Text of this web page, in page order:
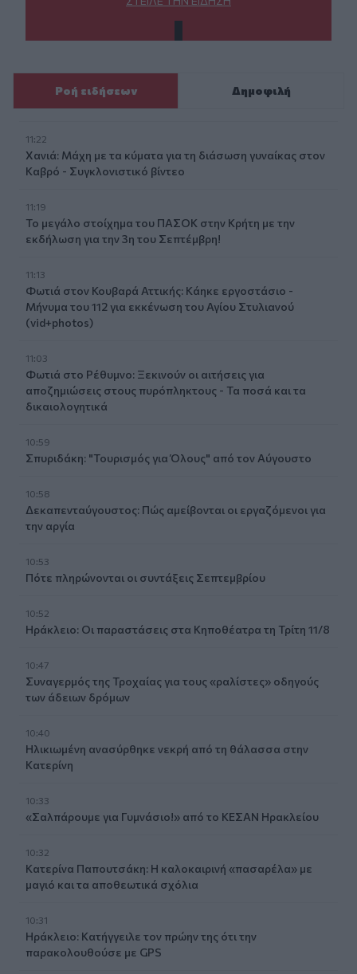
Ροή ειδήσεων Δημοφιλή
11:22
Χανιά: Μάχη με τα κύματα για τη διάσωση γυναίκας στον
Καβρό - Συγκλονιστικό βίντεο
11:19
Το μεγάλο στοίχημα του ΠΑΣΟΚ στην Κρήτη με την
εκδήλωση για την 3η του Σεπτέμβρη!
11:13
Φωτιά στον Κουβαρά Αττικής: Κάηκε εργοστάσιο -
Μήνυμα του 112 για εκκένωση του Αγίου Στυλιανού
(vid+photos)
11:03
Φωτιά στο Ρέθυμνο: Ξεκινούν οι αιτήσεις για
αποζημιώσεις στους πυρόπληκτους - Τα ποσά και τα
δικαιολογητικά
10:59
Σπυριδάκη: "Τουρισμός για Όλους" από τον Αύγουστο
10:58
Δεκαπενταύγουστος: Πώς αμείβονται οι εργαζόμενοι για
την αργία
10:53
Πότε πληρώνονται οι συντάξεις Σεπτεμβρίου
10:52
Ηράκλειο: Οι παραστάσεις στα Κηποθέατρα τη Τρίτη 11/8
10:47
Συναγερμός της Τροχαίας για τους «ραλίστες» οδηγούς
των άδειων δρόμων
10:40
Ηλικιωμένη ανασύρθηκε νεκρή από τη θάλασσα στην
Κατερίνη
10:33
«Σαλπάρουμε για Γυμνάσιο!» από το ΚΕΣΑΝ Ηρακλείου
10:32
Κατερίνα Παπουτσάκη: Η καλοκαιρινή «πασαρέλα» με
μαγιό και τα αποθεωτικά σχόλια
10:31
Ηράκλειο: Κατήγγειλε τον πρώην της ότι την
παρακολουθούσε με GPS